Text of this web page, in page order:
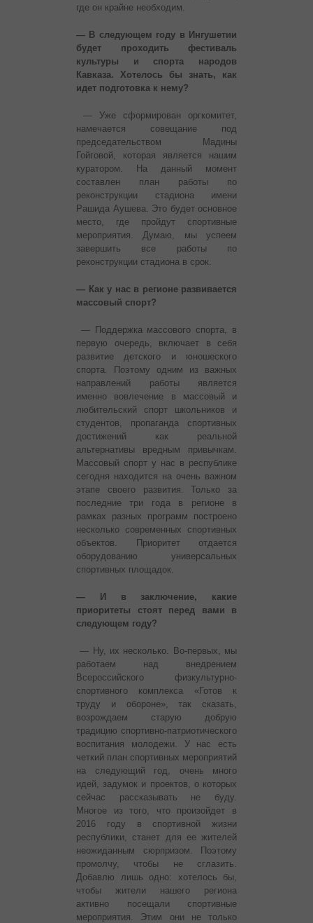
где он крайне необходим.
— В следующем году в Ингушетии
будет проходить фестиваль
культуры и спорта народов
Кавказа. Хотелось бы знать, как
идет подготовка к нему?
— Уже сформирован оргкомитет,
намечается совещание под
председательством Мадины
Гойговой, которая является нашим
куратором. На данный момент
составлен план работы по
реконструкции стадиона имени
Рашида Аушева. Это будет основное
место, где пройдут спортивные
мероприятия. Думаю, мы успеем
завершить все работы по
реконструкции стадиона в срок.
— Как у нас в регионе развивается
массовый спорт?
— Поддержка массового спорта, в
первую очередь, включает в себя
развитие детского и юношеского
спорта. Поэтому одним из важных
направлений работы является
именно вовлечение в массовый и
любительский спорт школьников и
студентов, пропаганда спортивных
достижений как реальной
альтернативы вредным привычкам.
Массовый спорт у нас в республике
сегодня находится на очень важном
этапе своего развития. Только за
последние три года в регионе в
рамках разных программ построено
несколько современных спортивных
объектов. Приоритет отдается
оборудованию универсальных
спортивных площадок.
— И в заключение, какие
приоритеты стоят перед вами в
следующем году?
— Ну, их несколько. Во-первых, мы
работаем над внедрением
Всероссийского физкультурно-
спортивного комплекса «Готов к
труду и обороне», так сказать,
возрождаем старую добрую
традицию спортивно-патриотического
воспитания молодежи. У нас есть
четкий план спортивных мероприятий
на следующий год, очень много
идей, задумок и проектов, о которых
сейчас рассказывать не буду.
Многое из того, что произойдет в
2016 году в спортивной жизни
республики, станет для ее жителей
неожиданным сюрпризом. Поэтому
промолчу, чтобы не сглазить.
Добавлю лишь одно: хотелось бы,
чтобы жители нашего региона
активно посещали спортивные
мероприятия. Этим они не только